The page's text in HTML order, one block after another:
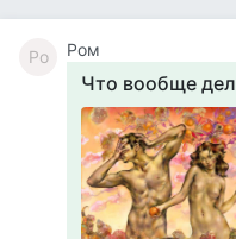
Ро Ром
Что вообще